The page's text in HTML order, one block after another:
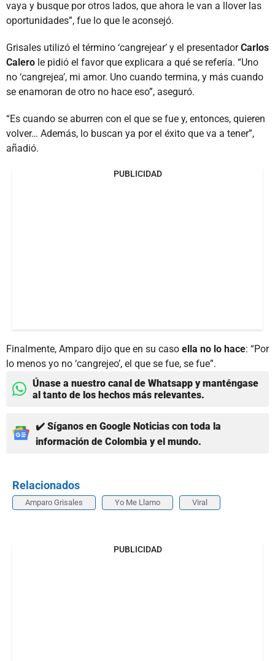
vaya y busque por otros lados, que ahora le van a llover las
oportunidades”, fue lo que le aconsejó.
Grisales utilizó el término ‘cangrejear’ y el presentadorCarlos
Calero le pidió el favor que explicara a qué se refería. “Uno
no ‘cangrejea’, mi amor. Uno cuando termina, y más cuando
se enamoran de otro no hace eso”, aseguró.
“Es cuando se aburren con el que se fue y, entonces, quieren
volver… Además, lo buscan ya por el éxito que va a tener”,
añadió.
PUBLICIDAD
Finalmente, Amparo dijo que en su caso ella no lo hace: “Por
lo menos yo no ‘cangrejeo’, el que se fue, se fue”.
Únase a nuestro canal de Whatsapp y manténgase
al tanto de los hechos más relevantes.
✔️ Síganos en Google Noticias con toda la
información de Colombia y el mundo.
Relacionados
Amparo Grisales Yo Me Llamo Viral
PUBLICIDAD